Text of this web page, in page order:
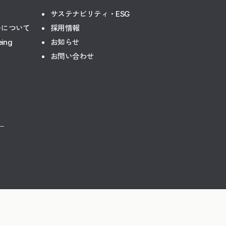
ついて
サステナビリティ・ESG
採用情報
お知らせ
お問い合わせ